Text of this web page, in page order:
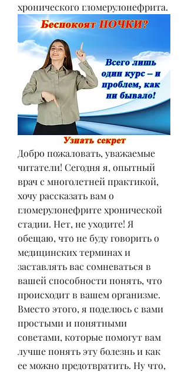
хронического гломерулонефрита.
Добро пожаловать, уважаемые
читатели! Сегодня я, опытный
врач с многолетней практикой,
хочу рассказать вам о
гломерулонефрите хронической
стадии. Нет, не уходите! Я
обещаю, что не буду говорить о
медицинских терминах и
заставлять вас сомневаться в
вашей способности понять, что
происходит в вашем организме.
Вместо этого, я поделюсь с вами
простыми и понятными
советами, которые помогут вам
лучше понять эту болезнь и как
ее можно предотвратить. Ну что,